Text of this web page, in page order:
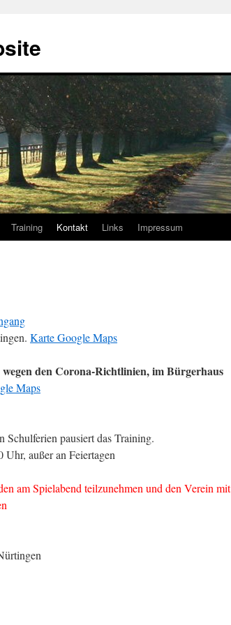
Training Kontakt Links Impressum
Karte Google Maps
den Corona-Richtlinien, im Bürgerhaus
Maps
Schulferien pausiert das Training.
Uhr, außer an Feiertagen
am Spielabend teilzunehmen und den Verein mit